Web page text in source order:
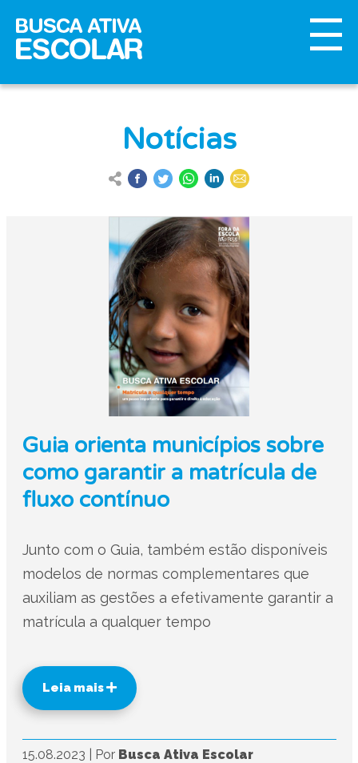
Notícias
Guia orienta municípios sobre
como garantir a matrícula de
fluxo contínuo
Junto com o Guia, também estão disponíveis
modelos de normas complementares que
auxiliam as gestões a efetivamente garantir a
matrícula a qualquer tempo
Leia mais
15.08.2023 Por Busca Ativa Escolar